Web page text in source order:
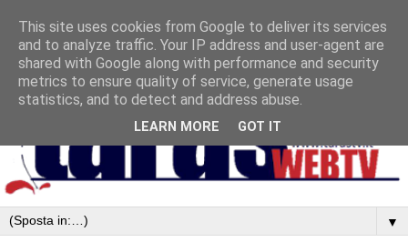
▼
This site uses cookies from Google to deliver its services
and to analyze traffic. Your IP address and user-agent are
shared with Google along with performance and security
metrics to ensure quality of service, generate usage
statistics, and to detect and address abuse.
LEARN MORE GOT IT